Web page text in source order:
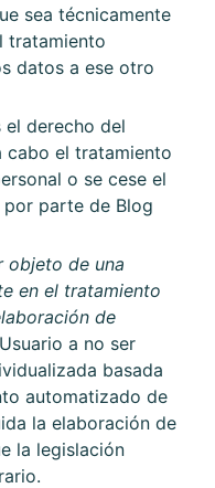
sea técnicamente
tratamiento
datos a ese otro
el derecho del
cabo el tratamiento
o se cese el
por parte de Blog
objeto de una
en el tratamiento
de
a no ser
basada
automatizado de
la elaboración de
la legislación